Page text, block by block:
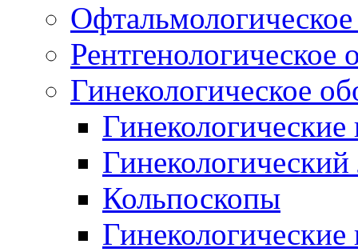
Рентгенологическое
Гинекологическое
Гинекологические
Гинекологический
Кольпоскопы